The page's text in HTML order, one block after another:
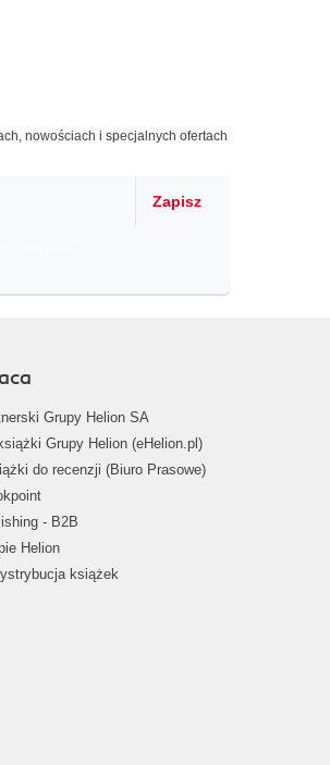
nowościach i specjalnych ofertach
Zapisz
Grupy Helion SA
Grupy Helion (eHelion.pl)
do recenzji (Biuro Prasowe)
- B2B
Helion
książek